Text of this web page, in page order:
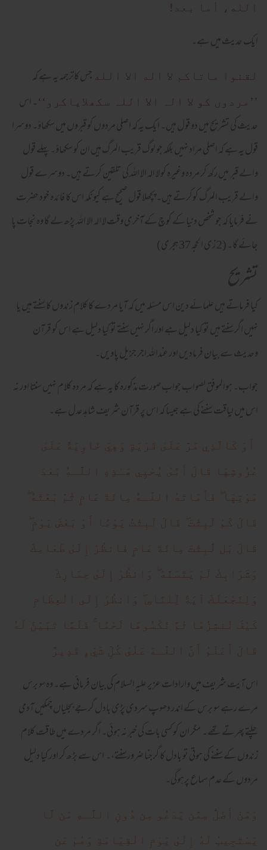
الله، أما بعد!
ایک حدیث میں ہے۔
لقنوا ماتاكم لا اله الا الله جس کاترجمہ یہ ہے کہ
’’مردوں کو لا الہ الا اللہ سکھلایاکرو‘‘ ۔ اس
حدیث کی تشریح میں دو قول ہیں۔ ایک یہ کہ اصلی مردوں کو قبروں میں سکھاؤ۔ دوسرا
قول یہ ہے کہ اصلی مراد نہیں بلکہ جو لوگ قریب المرگ ہیں ان کو سکھاؤ۔ پہلے قول
والے قبر میں رکھ کر مردہ وغیرہ کو لا الہ الا اللہ کی تلقین کرتے ہیں۔ دوسرے قول
والے قریب المرگ کوکرتے ہیں۔ پچھلا قول صحیح ہے کیونکہ اس کا فائدہ خود حضرت
نے فرمایا کہ جو شخص دنیا کے کوچ کے آخری وقت لا الہ الا اللہ پڑھ لے گا وہ نجات پا
جائے گا۔ (2 زی الحجہ 37ہجری)
تشریح
کیا فرماتے ہیں علمائے دین اس مسئلہ میں کہ آیا مردے کا کلام زندوں کا سنتے ہیں یا
نہیں اگر سنتے ہیں تو کیا دلیل ہے اور اگر نہیں سنتے تو کیا دلیل ہے اس کو قرآن
وحدیث سے بیان فرمادیں اور عندا للہ اجر جزیل پاویں۔
جواب۔ ہوالموفق لصواب جواب صورت مذکورہ کا یہ ہے کہ مردہ کلام نہیں سنتا اور نہ
اس میں لیاقت سننے کی ہے جیسا کہ اس پر قرآن شریف شاہد عدل ہے۔
أَوْ كَالَّذِي مَرَّ عَلَىٰ قَرْيَةٍ وَهِيَ خَاوِيَةٌ عَلَىٰ
عُرُوشِهَا قَالَ أَنَّىٰ يُحْيِي هَـٰذِهِ اللَّـهُ بَعْدَ
مَوْتِهَا ۖ فَأَمَاتَهُ اللَّـهُ مِائَةَ عَامٍ ثُمَّ بَعَثَهُ ۖ
قَالَ كَمْ لَبِثْتَ ۖ قَالَ لَبِثْتُ يَوْمًا أَوْ بَعْضَ يَوْمٍ ۖ
قَالَ بَل لَّبِثْتَ مِائَةَ عَامٍ فَانظُرْ إِلَىٰ طَعَامِكَ
وَشَرَابِكَ لَمْ يَتَسَنَّهْ ۖ وَانظُرْ إِلَىٰ حِمَارِكَ
وَلِنَجْعَلَكَ آيَةً لِّلنَّاسِ ۖ وَانظُرْ إِلَى الْعِظَامِ
كَيْفَ نُنشِزُهَا ثُمَّ نَكْسُوهَا لَحْمًا ۚ فَلَمَّا تَبَيَّنَ لَهُ
قَالَ أَعْلَمُ أَنَّ اللَّـهَ عَلَىٰ كُلِّ شَيْءٍ قَدِيرٌ
اس آیت شریف میں وارادات عزیر علیہ السلام کی بیان فرمائی ہے۔ وہ سو برس
مرے رہے سو برس کے اندر دھوپ سردی پڑی بادل گرجے بجلیاں چمکیں آدمی
چلتے پھرتے تھے۔ مگر ان کو کسی بات کی خبر نہ ہوئی۔ اگر مردے میں طاقت کلام
زندوں کے سننے کی ہوتی تو بادل کا گرجنا ضرورسنتے،۔ اس سے بڑھ کر اور کیا دلیل
مردوں کے عدم سماع پرہوگی۔
وَمَنْ أَضَلُّ مِمَّن يَدْعُو مِن دُونِ اللَّـهِ مَن لَّا
يَسْتَجِيبُ لَهُ إِلَىٰ يَوْمِ الْقِيَامَةِ وَهُمْ عَن